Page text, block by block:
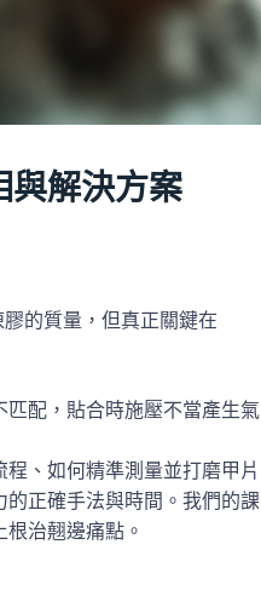
與解決方案
的質量，但真正關鍵在
匹配，貼合時施壓不當產生氣
、如何精準測量並打磨甲片
正確手法與時間。我們的課
治翹邊痛點。